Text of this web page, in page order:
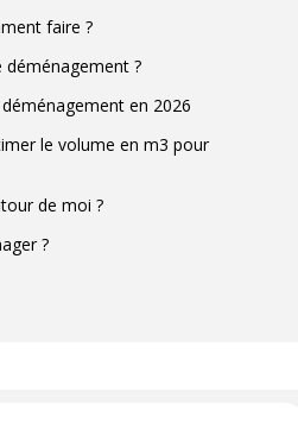
faire ?
déménagement ?
en 2026
le volume en m3 pour
de moi ?
?